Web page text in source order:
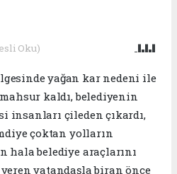
Oku)
yağan kar nedeni ile
kaldı, belediyenin
insanları çileden çıkardı,
çoktan yolların
hala belediye araçlarını
vatandaşla biran önce